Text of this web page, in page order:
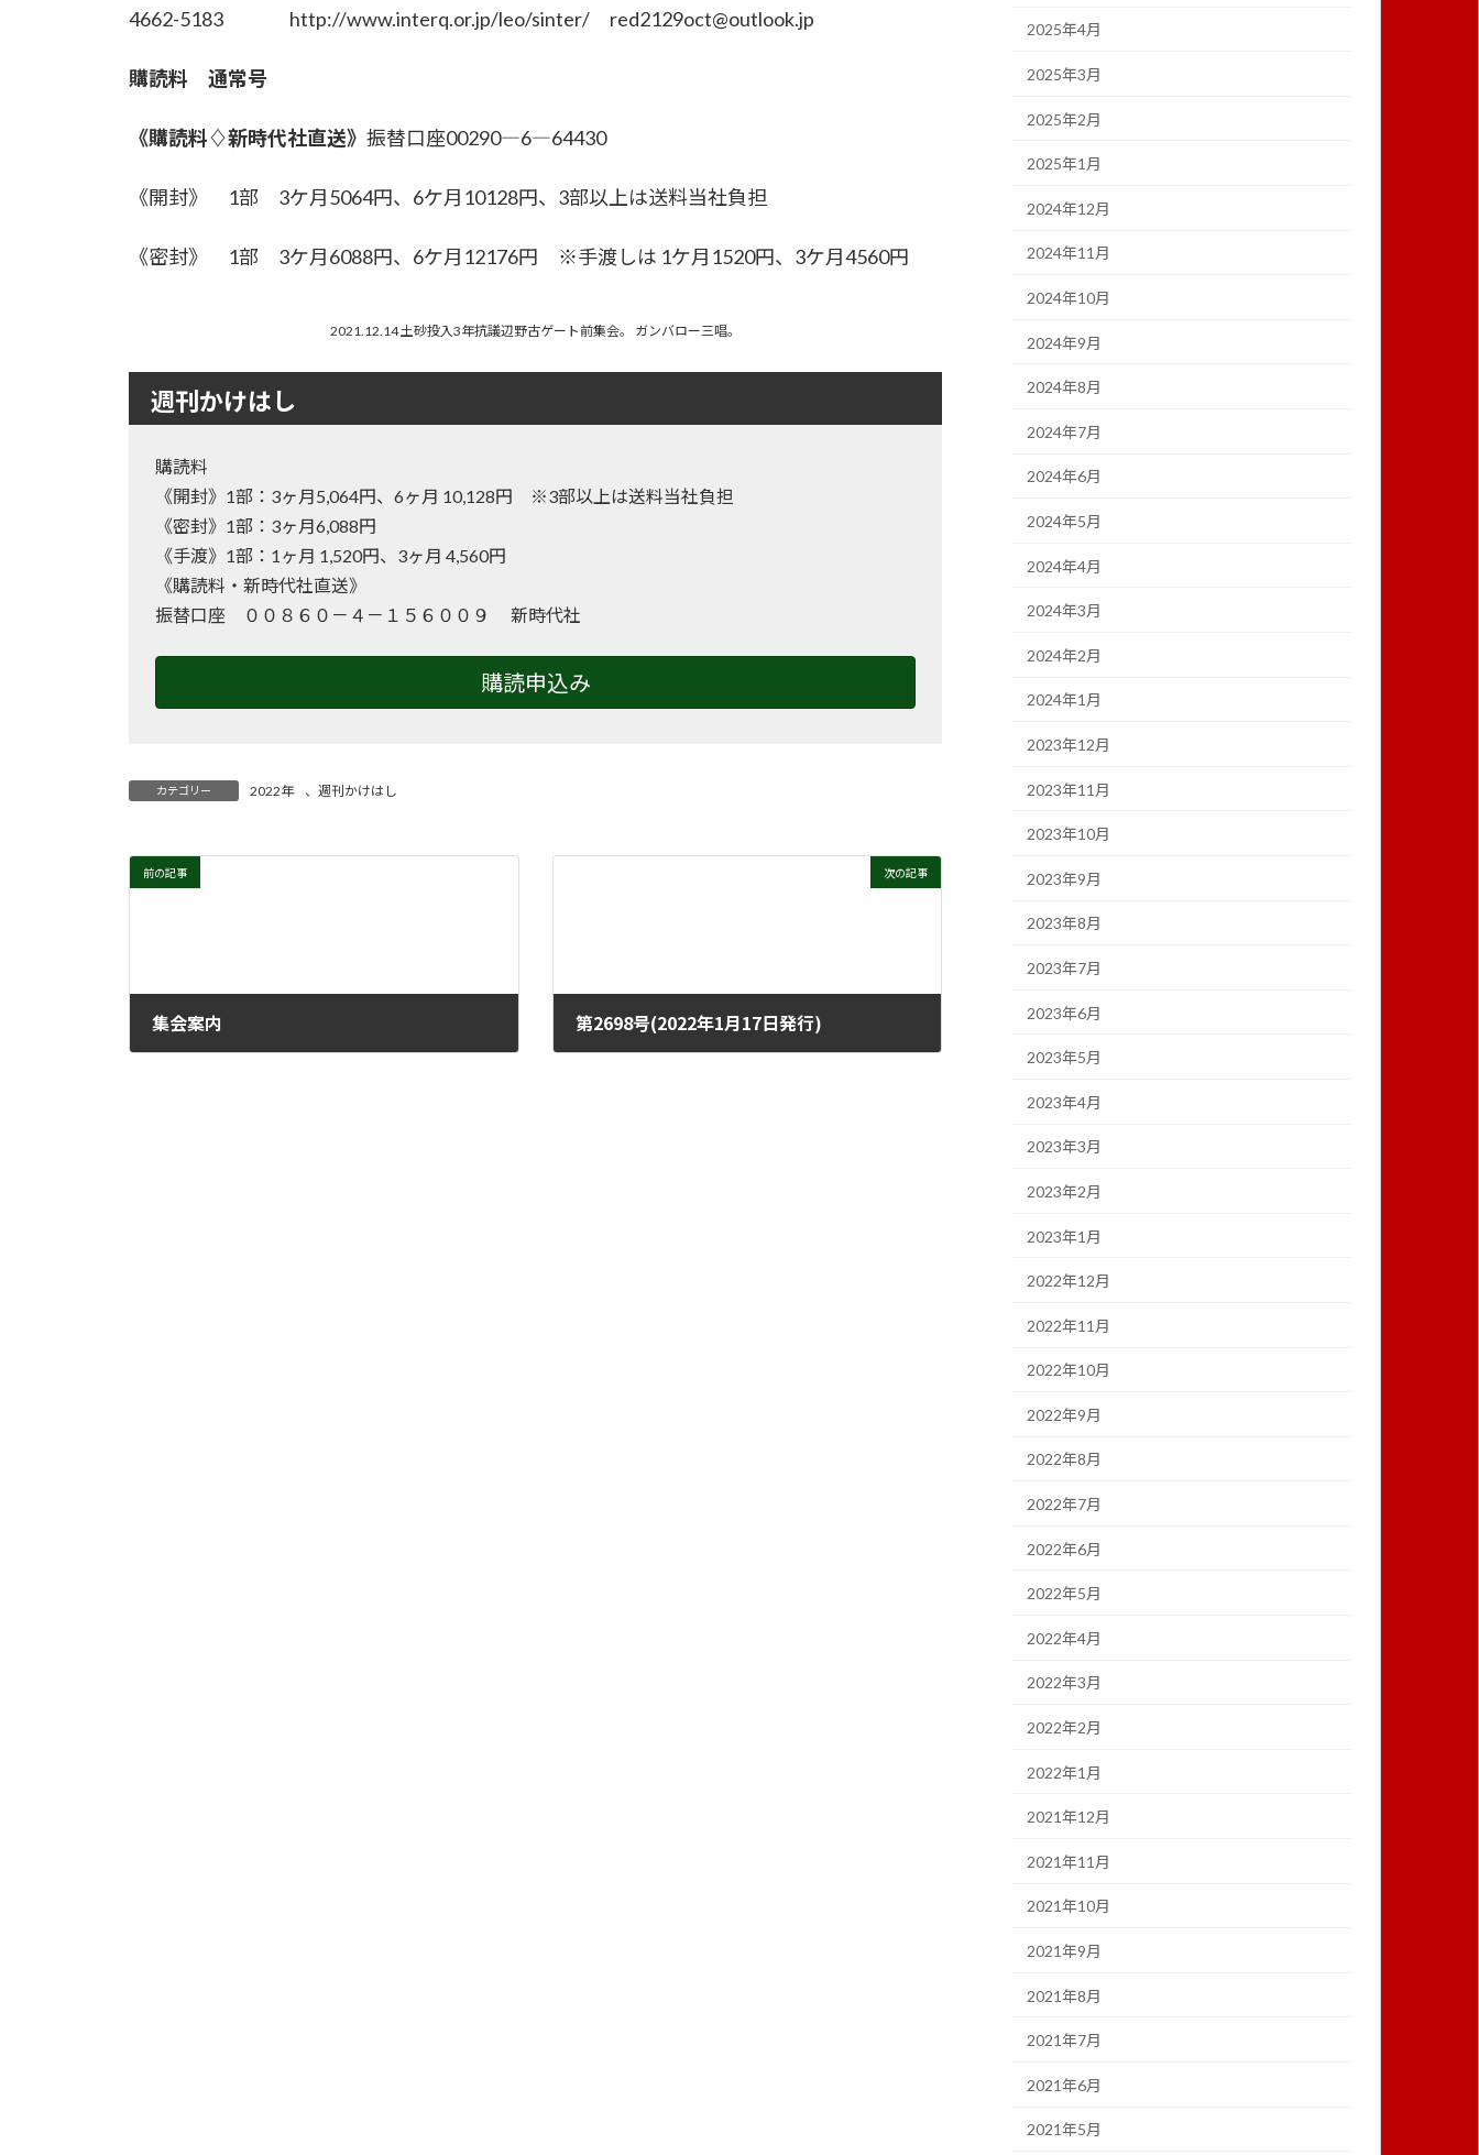
4662-5183 http://www.interq.or.jp/leo/sinter/ red2129oct@outlook.jp
購読料 通常号
《購読料♢新時代社直送》 振替口座00290―6―64430
《開封》 1部 3ケ月5064円、6ケ月10128円、3部以上は送料当社負担
《密封》 1部 3ケ月6088円、6ケ月12176円 ※手渡しは 1ケ月1520円、3ケ月4560円
2021.12.14 土砂投入3年抗議辺野古ゲート前集会。 ガンバロー三唱。
週刊かけはし
購読料
《開封》1部：3ヶ月5,064円、6ヶ月 10,128円 ※3部以上は送料当社負担
《密封》1部：3ヶ月6,088円
《手渡》1部：1ヶ月 1,520円、3ヶ月 4,560円
《購読料・新時代社直送》
振替口座 ００８６０－４－１５６００９ 新時代社
購読申込み
カテゴリー 2022年 、 週刊かけはし
前の記事
集会案内
次の記事
第2698号(2022年1月17日発行)
2025年4月
2025年3月
2025年2月
2025年1月
2024年12月
2024年11月
2024年10月
2024年9月
2024年8月
2024年7月
2024年6月
2024年5月
2024年4月
2024年3月
2024年2月
2024年1月
2023年12月
2023年11月
2023年10月
2023年9月
2023年8月
2023年7月
2023年6月
2023年5月
2023年4月
2023年3月
2023年2月
2023年1月
2022年12月
2022年11月
2022年10月
2022年9月
2022年8月
2022年7月
2022年6月
2022年5月
2022年4月
2022年3月
2022年2月
2022年1月
2021年12月
2021年11月
2021年10月
2021年9月
2021年8月
2021年7月
2021年6月
2021年5月